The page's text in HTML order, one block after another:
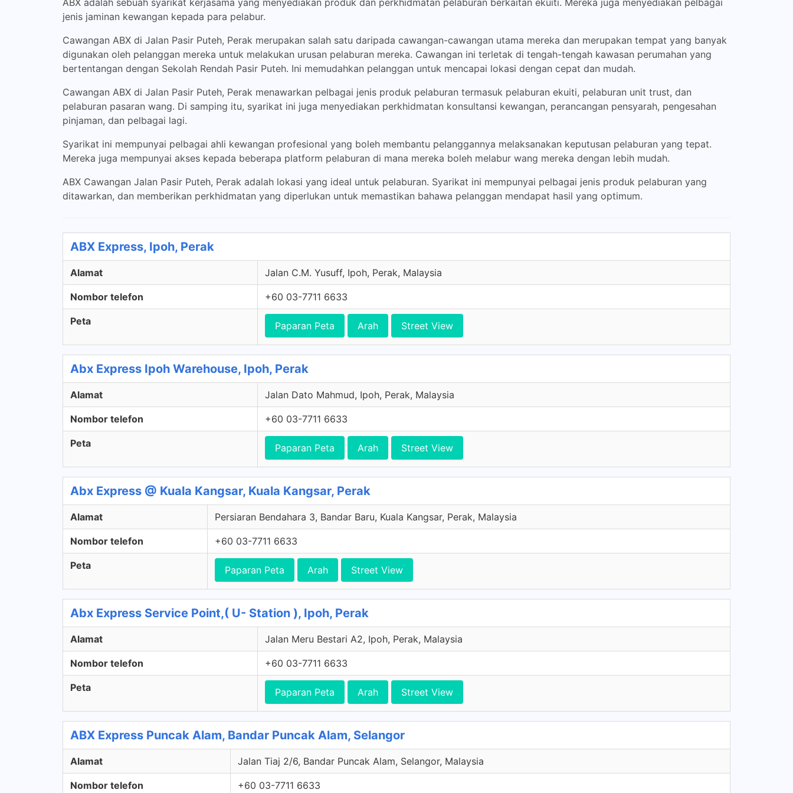
ABX adalah sebuah syarikat kerjasama yang menyediakan produk dan perkhidmatan pelaburan berkaitan ekuiti. Mereka juga menyediakan pelbagai
jenis jaminan kewangan kepada para pelabur.
Cawangan ABX di Jalan Pasir Puteh, Perak merupakan salah satu daripada cawangan-cawangan utama mereka dan merupakan tempat yang banyak
digunakan oleh pelanggan mereka untuk melakukan urusan pelaburan mereka. Cawangan ini terletak di tengah-tengah kawasan perumahan yang
bertentangan dengan Sekolah Rendah Pasir Puteh. Ini memudahkan pelanggan untuk mencapai lokasi dengan cepat dan mudah.
Cawangan ABX di Jalan Pasir Puteh, Perak menawarkan pelbagai jenis produk pelaburan termasuk pelaburan ekuiti, pelaburan unit trust, dan
pelaburan pasaran wang. Di samping itu, syarikat ini juga menyediakan perkhidmatan konsultansi kewangan, perancangan pensyarah, pengesahan
pinjaman, dan pelbagai lagi.
Syarikat ini mempunyai pelbagai ahli kewangan profesional yang boleh membantu pelanggannya melaksanakan keputusan pelaburan yang tepat.
Mereka juga mempunyai akses kepada beberapa platform pelaburan di mana mereka boleh melabur wang mereka dengan lebih mudah.
ABX Cawangan Jalan Pasir Puteh, Perak adalah lokasi yang ideal untuk pelaburan. Syarikat ini mempunyai pelbagai jenis produk pelaburan yang
ditawarkan, dan memberikan perkhidmatan yang diperlukan untuk memastikan bahawa pelanggan mendapat hasil yang optimum.
ABX Express, Ipoh, Perak
Alamat Jalan C.M. Yusuff, Ipoh, Perak, Malaysia
Nombor telefon +60 03-7711 6633
Peta Paparan Peta Arah Street View
Abx Express Ipoh Warehouse, Ipoh, Perak
Alamat Jalan Dato Mahmud, Ipoh, Perak, Malaysia
Nombor telefon +60 03-7711 6633
Peta Paparan Peta Arah Street View
Abx Express @ Kuala Kangsar, Kuala Kangsar, Perak
Alamat Persiaran Bendahara 3, Bandar Baru, Kuala Kangsar, Perak, Malaysia
Nombor telefon +60 03-7711 6633
Peta Paparan Peta Arah Street View
Abx Express Service Point,( U- Station ), Ipoh, Perak
Alamat Jalan Meru Bestari A2, Ipoh, Perak, Malaysia
Nombor telefon +60 03-7711 6633
Peta Paparan Peta Arah Street View
ABX Express Puncak Alam, Bandar Puncak Alam, Selangor
Alamat Jalan Tiaj 2/6, Bandar Puncak Alam, Selangor, Malaysia
Nombor telefon +60 03-7711 6633